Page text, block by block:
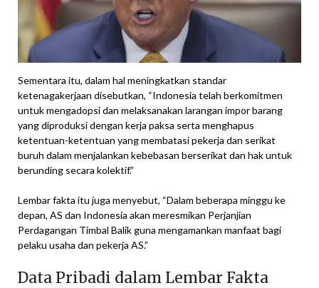
Sementara itu, dalam hal meningkatkan standar
ketenagakerjaan disebutkan, “Indonesia telah berkomitmen
untuk mengadopsi dan melaksanakan larangan impor barang
yang diproduksi dengan kerja paksa serta menghapus
ketentuan-ketentuan yang membatasi pekerja dan serikat
buruh dalam menjalankan kebebasan berserikat dan hak untuk
berunding secara kolektif.”
Lembar fakta itu juga menyebut, “Dalam beberapa minggu ke
depan, AS dan Indonesia akan meresmikan Perjanjian
Perdagangan Timbal Balik guna mengamankan manfaat bagi
pelaku usaha dan pekerja AS.”
Data Pribadi dalam Lembar Fakta